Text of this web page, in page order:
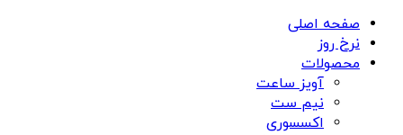
صفحه اصلی
نرخ روز
محصولات
آویز ساعت
نیم ست
اکسسوری